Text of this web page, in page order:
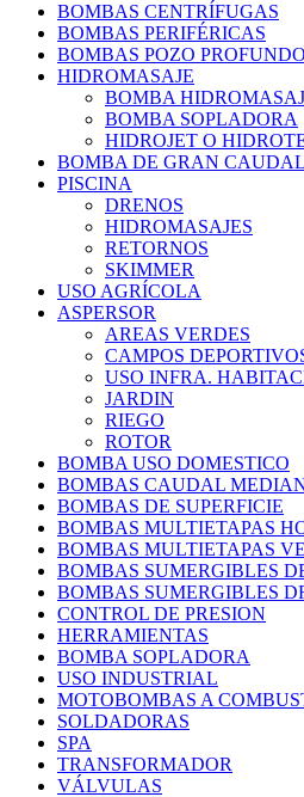
BOMBAS CENTRÍFUGAS
BOMBAS PERIFÉRICAS
BOMBAS POZO PROFUNDO
HIDROMASAJE
BOMBA
BOMBA SOPLADORA
HIDROJET O
BOMBA DE GRAN CAUDAL
PISCINA
DRENOS
HIDROMASAJES
RETORNOS
SKIMMER
USO AGRÍCOLA
ASPERSOR
AREAS VERDES
CAMPOS
USO INFRA.
JARDIN
RIEGO
ROTOR
BOMBA USO DOMESTICO
BOMBAS CAUDAL
BOMBAS DE SUPERFICIE
BOMBAS MULTIETAPAS
BOMBAS MULTIETAPAS
BOMBAS SUMERGIBLES
BOMBAS SUMERGIBLES
CONTROL DE PRESION
HERRAMIENTAS
BOMBA SOPLADORA
USO INDUSTRIAL
MOTOBOMBAS A
SOLDADORAS
SPA
TRANSFORMADOR
VÁLVULAS